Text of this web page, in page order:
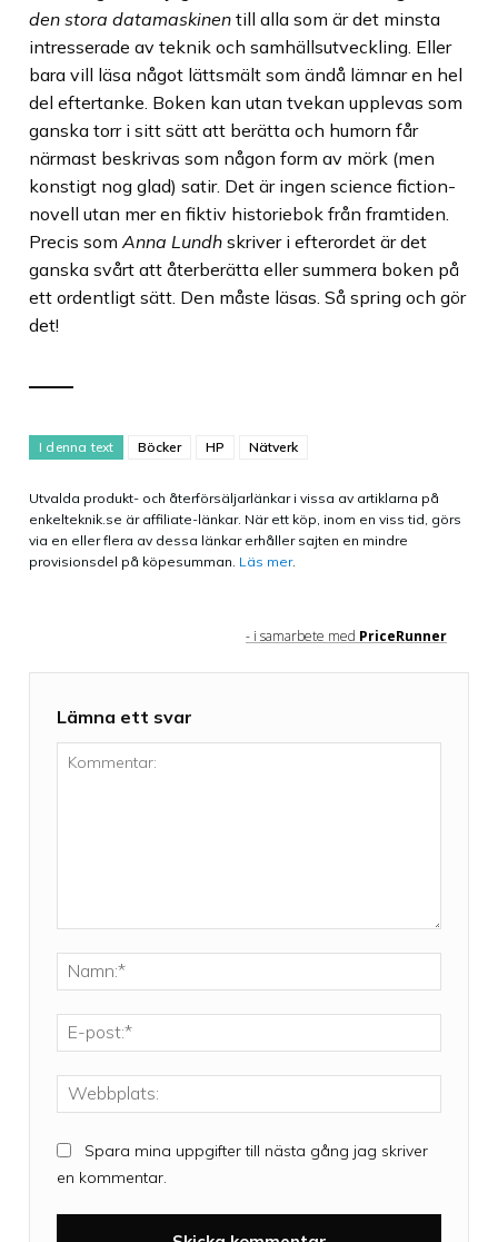
den stora datamaskinen till alla som är det minsta
intresserade av teknik och samhällsutveckling. Eller
bara vill läsa något lättsmält som ändå lämnar en hel
del eftertanke. Boken kan utan tvekan upplevas som
ganska torr i sitt sätt att berätta och humorn får
närmast beskrivas som någon form av mörk (men
konstigt nog glad) satir. Det är ingen science fiction-
novell utan mer en fiktiv historiebok från framtiden.
Precis som Anna Lundh skriver i efterordet är det
ganska svårt att återberätta eller summera boken på
ett ordentligt sätt. Den måste läsas. Så spring och gör
det!
I denna text Böcker HP Nätverk
Utvalda produkt- och återförsäljarlänkar i vissa av artiklarna på
enkelteknik.se är affiliate-länkar. När ett köp, inom en viss tid, görs
via en eller flera av dessa länkar erhåller sajten en mindre
provisionsdel på köpesumman. Läs mer.
- i samarbete med PriceRunner
Lämna ett svar
post:*
Spara mina uppgifter till nästa gång jag skriver
en kommentar.